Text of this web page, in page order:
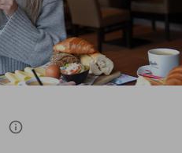
info_outlined